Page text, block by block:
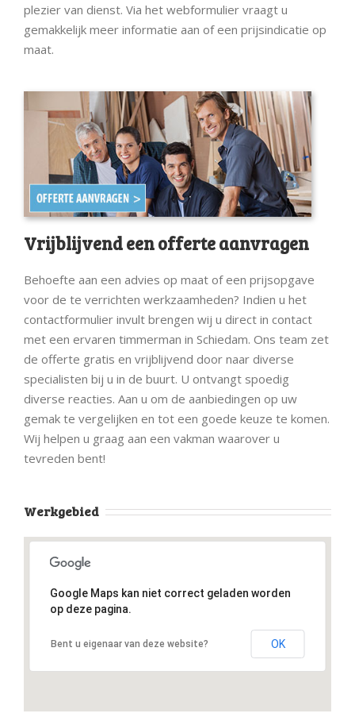
plezier van dienst. Via het webformulier vraagt u
gemakkelijk meer informatie aan of een prijsindicatie op
maat.
Vrijblijvend een offerte aanvragen
Behoefte aan een advies op maat of een prijsopgave
voor de te verrichten werkzaamheden? Indien u het
contactformulier invult brengen wij u direct in contact
met een ervaren timmerman in Schiedam. Ons team zet
de offerte gratis en vrijblijvend door naar diverse
specialisten bij u in de buurt. U ontvangt spoedig
diverse reacties. Aan u om de aanbiedingen op uw
gemak te vergelijken en tot een goede keuze te komen.
Wij helpen u graag aan een vakman waarover u
tevreden bent!
Werkgebied
Google Maps kan niet correct geladen worden
op deze pagina.
Bent u eigenaar van deze website? OK